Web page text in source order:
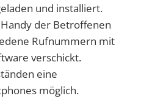
und installiert.
der Betroffenen
Rufnummern mit
verschickt.
eine
möglich.